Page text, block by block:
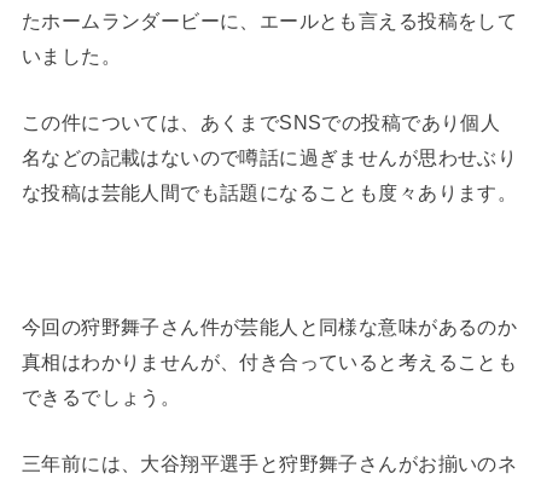
たホームランダービーに、エールとも言える投稿をして
いました。
この件については、あくまでSNSでの投稿であり個人
名などの記載はないので噂話に過ぎませんが思わせぶり
な投稿は芸能人間でも話題になることも度々あります。
今回の狩野舞子さん件が芸能人と同様な意味があるのか
真相はわかりませんが、付き合っていると考えることも
できるでしょう。
三年前には、大谷翔平選手と狩野舞子さんがお揃いのネ